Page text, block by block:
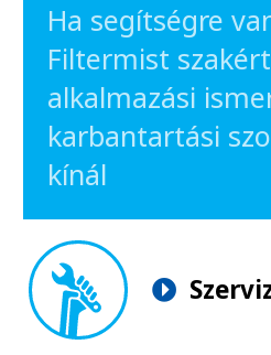
Ha segítségre
Filtermist
alkalmazási
karbantartási
kínál